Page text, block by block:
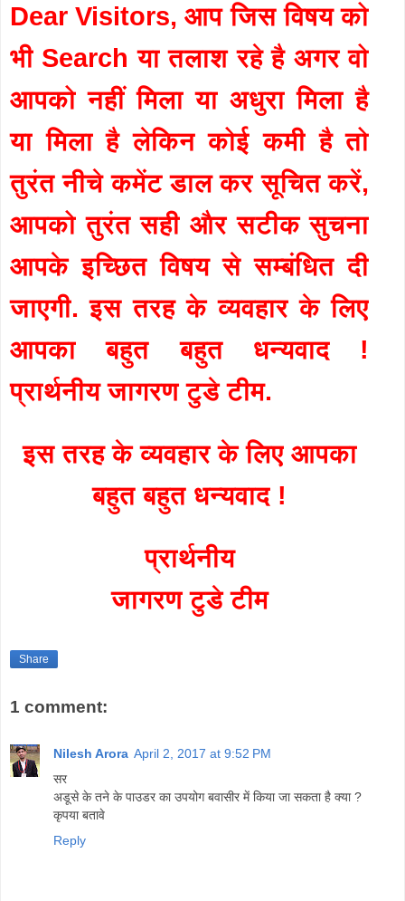
Dear Visitors, आप जिस विषय को
भी Search या तलाश रहे है अगर वो
आपको नहीं मिला या अधुरा मिला है
या मिला है लेकिन कोई कमी है तो
तुरंत नीचे कमेंट डाल कर सूचित करें,
आपको तुरंत सही और सटीक सुचना
आपके इच्छित विषय से सम्बंधित दी
जाएगी. इस तरह के व्यवहार के लिए
आपका बहुत बहुत धन्यवाद !
प्रार्थनीय जागरण टुडे टीम.
इस तरह के व्यवहार के लिए आपका
बहुत बहुत धन्यवाद !
प्रार्थनीय
जागरण टुडे टीम
Share
1 comment:
Nilesh Arora April 2, 2017 at 9:52 PM
सर
अडूसे के तने के पाउडर का उपयोग बवासीर में किया जा सकता है क्या ?
कृपया बतावे
Reply